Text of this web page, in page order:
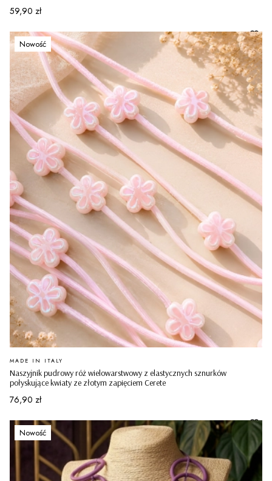
Cena
59,90 zł
Nowość
Naszyjnik pudrowy róż wielowarstwowy z elastycznych sznurków
połyskujące kwiaty ze złotym zapięciem Cerete
PRODUCENT
MADE IN ITALY
Cena
76,90 zł
Nowość